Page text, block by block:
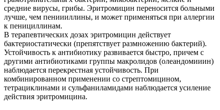
средние вирусы, грибы. Эритромицин переносится больными
лучше, чем пениииллины, и может применяться при аллергии
к пенициллинам.
В терапевтических дозах эритромицин действует
бактериостатически (препятствует размножению бактерий).
Устойчивость к антибиотику развивается быстро, причем с
другими антибиотиками группы макролидов (олеандомииин)
наблюдается перекрестная устойчивость. При
комбинированном применении со стрептомицином,
тетрациклинами и сульфаниламидами наблюдается усиление
действия эритромицина.